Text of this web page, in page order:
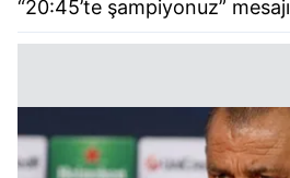
“20:45’te şampiyonuz”